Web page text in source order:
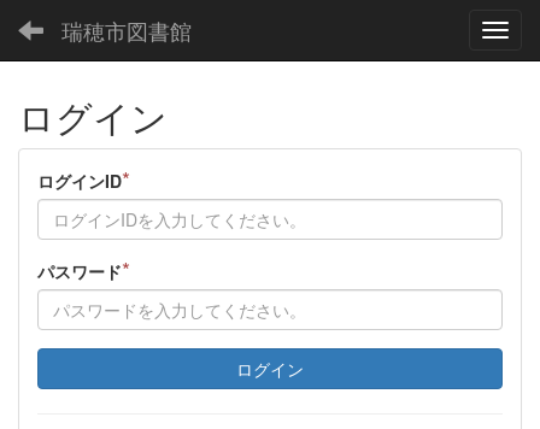
瑞穂市図書館
ログイン
ログインID*
パスワード*
ログイン